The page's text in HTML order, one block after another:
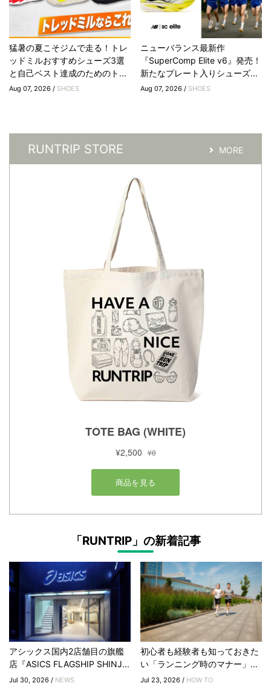
猛暑の夏こそジムで走る！トレ
ッドミルおすすめシューズ3選
と自己ベスト達成のためのト...
Aug 07, 2026 / SHOES
ニューバランス最新作
『SuperComp Elite v6』発売！
新たなプレート入りシューズ...
Aug 07, 2026 / SHOES
RUNTRIP STORE MORE
「RUNTRIP」の新着記事
アシックス国内2店舗目の旗艦
店『ASICS FLAGSHIP SHINJ...
Jul 30, 2026 / NEWS
初心者も経験者も知っておきた
い「ランニング時のマナー」...
Jul 23, 2026 / HOW TO